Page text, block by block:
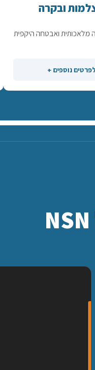
ובקרה
מלאכותית ואבטחה היקפית
נוספים +